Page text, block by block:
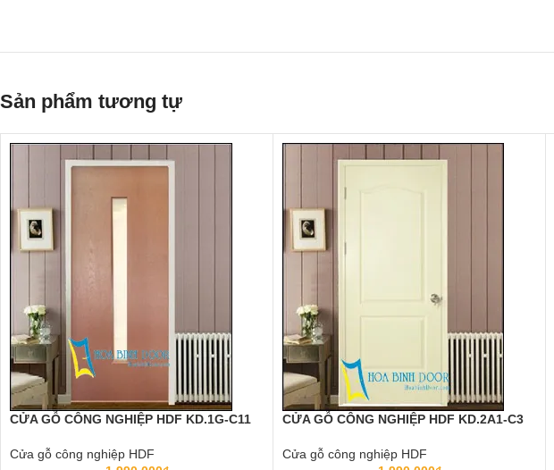
Sản phẩm tương tự
CỬA GỖ CÔNG NGHIỆP HDF KD.1G-C11
Cửa gỗ công nghiệp HDF
CỬA GỖ CÔNG NGHIỆP HDF KD.2A1-C3
Cửa gỗ công nghiệp HDF